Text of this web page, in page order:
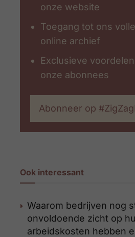
onze website
Toegang tot ons
online archief
Exclusieve
onze abonnees
Abonneer op
Ook interessant
Waarom bedrijven nog
onvoldoende zicht op
arbeidskosten hebben